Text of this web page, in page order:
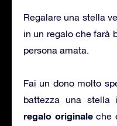
Regalare una stella
in un regalo che farà
persona amata.
Fai un dono molto
battezza una
regalo originaleche